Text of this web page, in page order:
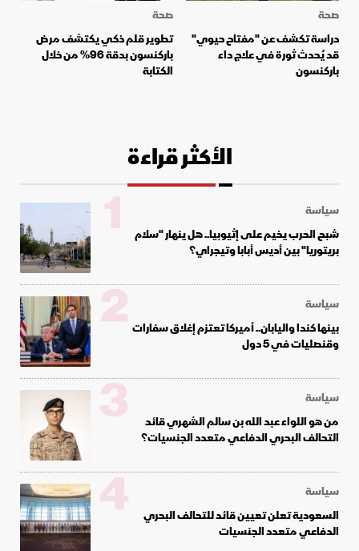
صحة
دراسة تكشف عن "مفتاح حيوي"
قد يُحدث ثورة في علاج داء
باركنسون
صحة
تطوير قلم ذكي يكتشف مرض
باركنسون بدقة 96% من خلال
الكتابة
الأكثر قراءة
سياسة
شبح الحرب يخيم على إثيوبيا.. هل ينهار "سلام
بريتوريا" بين أديس أبابا وتيجراي؟
1
سياسة
بينها كندا واليابان.. أميركا تعتزم إغلاق سفارات
وقنصليات في 5 دول
2
سياسة
من هو اللواء عبد الله بن سالم الشهري قائد
التحالف البحري الدفاعي متعدد الجنسيات؟
3
سياسة
السعودية تعلن تعيين قائد للتحالف البحري
الدفاعي متعدد الجنسيات
4